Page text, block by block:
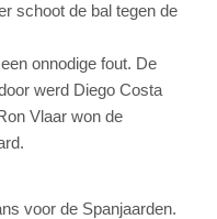
schoot de bal tegen de
onnodige fout. De
werd Diego Costa
Vlaar won de
voor de Spanjaarden.